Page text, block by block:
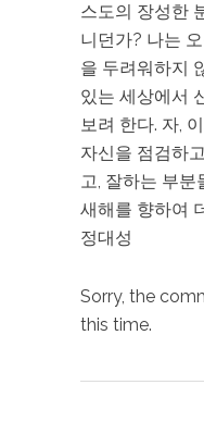
스도의 장성한
니던가? 나는
을 두려워하지
있는 세상에서
보려 한다. 자,
자신을 점검하
고, 잘하는 부분
새해를 향하여
정대성
Sorry, the
this time.